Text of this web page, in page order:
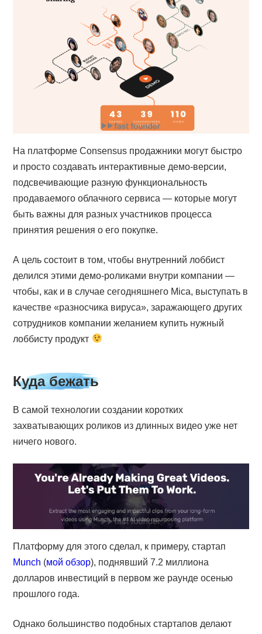
На платформе Consensus продажники могут быстро
и просто создавать интерактивные демо-версии,
подсвечивающие разную функциональность
продаваемого облачного сервиса — которые могут
быть важны для разных участников процесса
принятия решения о его покупке.
А цель состоит в том, чтобы внутренний лоббист
делился этими демо-роликами внутри компании —
чтобы, как и в случае сегодняшнего Mica, выступать в
качестве «разносчика вируса», заражающего других
сотрудников компании желанием купить нужный
лоббисту продукт
Куда бежать
В самой технологии создании коротких
захватывающих роликов из длинных видео уже нет
ничего нового.
Платформу для этого сделал, к примеру, стартап
Munch (мой обзор), поднявший 7.2 миллиона
долларов инвестиций в первом же раунде осенью
прошлого года.
Однако большинство подобных стартапов делают